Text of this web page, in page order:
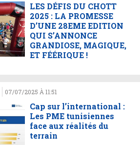
LES DÉFIS DU CHOTT
2025 : LA PROMESSE
D’UNE 28EME EDITION
QUI S’ANNONCE
GRANDIOSE, MAGIQUE,
ET FÉÉRIQUE !
07/07/2025 À 11:51
Cap sur l’international :
Les PME tunisiennes
face aux réalités du
terrain